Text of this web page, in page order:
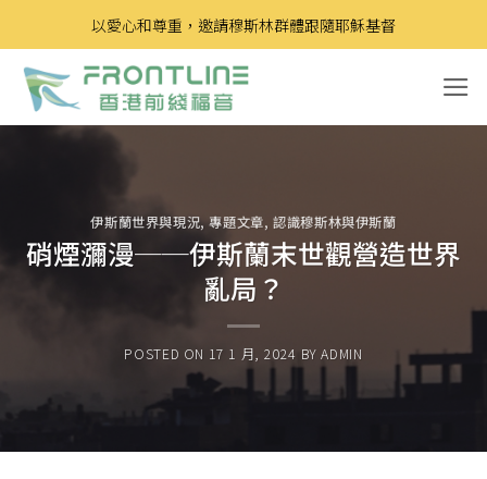
to
content
以愛心和尊重，邀請穆斯林群體跟隨耶穌基督
伊斯蘭世界與現況,專題文章,認識穆斯林與伊斯蘭
硝煙瀰漫──伊斯蘭末世觀營造世界
亂局？
POSTED ON 17 1 月, 2024 BYADMIN